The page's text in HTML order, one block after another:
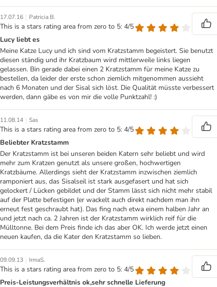
17.07.16 | Patricia B.
This is a stars rating area from zero to 5: 4/5
Lucy liebt es
Meine Katze Lucy und ich sind vom Kratzstamm begeistert. Sie benutzt
diesen ständig und ihr Kratzbaum wird mittlerweile links liegen
gelassen. Bin gerade dabei einen 2 Kratzstamm für meine Katze zu
bestellen, da leider der erste schon ziemlich mitgenommen aussieht
nach 6 Monaten und der Sisal sich löst. Die Qualität müsste verbessert
werden, dann gäbe es von mir die volle Punktzahl! :)
11.08.14 | Sas
This is a stars rating area from zero to 5: 4/5
Beliebter Kratzstamm
Der Kratzstamm ist bei unseren beiden Katern sehr beliebt und wird
mehr zum Kratzen genutzt als unsere großen, hochwertigen
Kratzbäume. Allerdings sieht der Kratzstamm inzwischen ziemlich
ramponiert aus, das Sisalseil ist stark ausgefasert und hat sich
gelockert / Lücken gebildet und der Stamm lässt sich nicht mehr stabil
auf der Platte befestigen (er wackelt auch direkt nachdem man ihn
erneut fest geschraubt hat). Das fing nach etwa einem halben Jahr an
und jetzt nach ca. 2 Jahren ist der Kratzstamm wirklich reif für die
Mülltonne. Bei dem Preis finde ich das aber OK. Ich werde jetzt einen
neuen kaufen, da die Kater den Kratzstamm so lieben.
09.09.13 | IrmaS.
This is a stars rating area from zero to 5: 4/5
Preis-Leistungsverhältnis ok,sehr schnelle Lieferung